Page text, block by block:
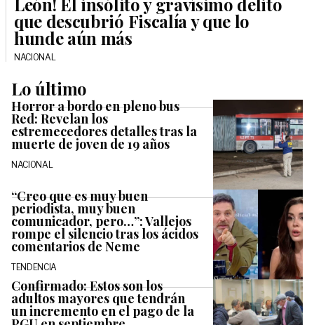
que descubrió Fiscalía y que lo
hunde aún más
NACIONAL
Lo último
Horror a bordo en pleno bus
Red: Revelan los
estremecedores detalles tras la
muerte de joven de 19 años
NACIONAL
“Creo que es muy buen
periodista, muy buen
comunicador, pero…”: Vallejos
rompe el silencio tras los ácidos
comentarios de Neme
TENDENCIA
Confirmado: Estos son los
adultos mayores que tendrán
un incremento en el pago de la